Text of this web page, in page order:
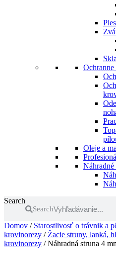
Oleje a
Search
Search
Domov / Starostlivosť o trávnik a
krovinorezy / Žacie struny, lanká,
krovinorezy / Náhradná struna 4